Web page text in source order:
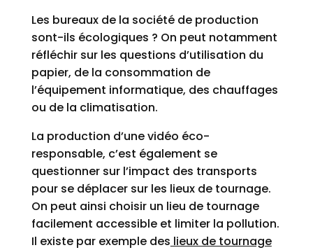
Les bureaux de la société de production
sont-ils écologiques ? On peut notamment
réfléchir sur les questions d’utilisation du
papier, de la consommation de
l’équipement informatique, des chauffages
ou de la climatisation.
La production d’une vidéo éco-
responsable, c’est également se
questionner sur l’impact des transports
pour se déplacer sur les lieux de tournage.
On peut ainsi choisir un lieu de tournage
facilement accessible et limiter la pollution.
Il existe par exemple des lieux de tournage